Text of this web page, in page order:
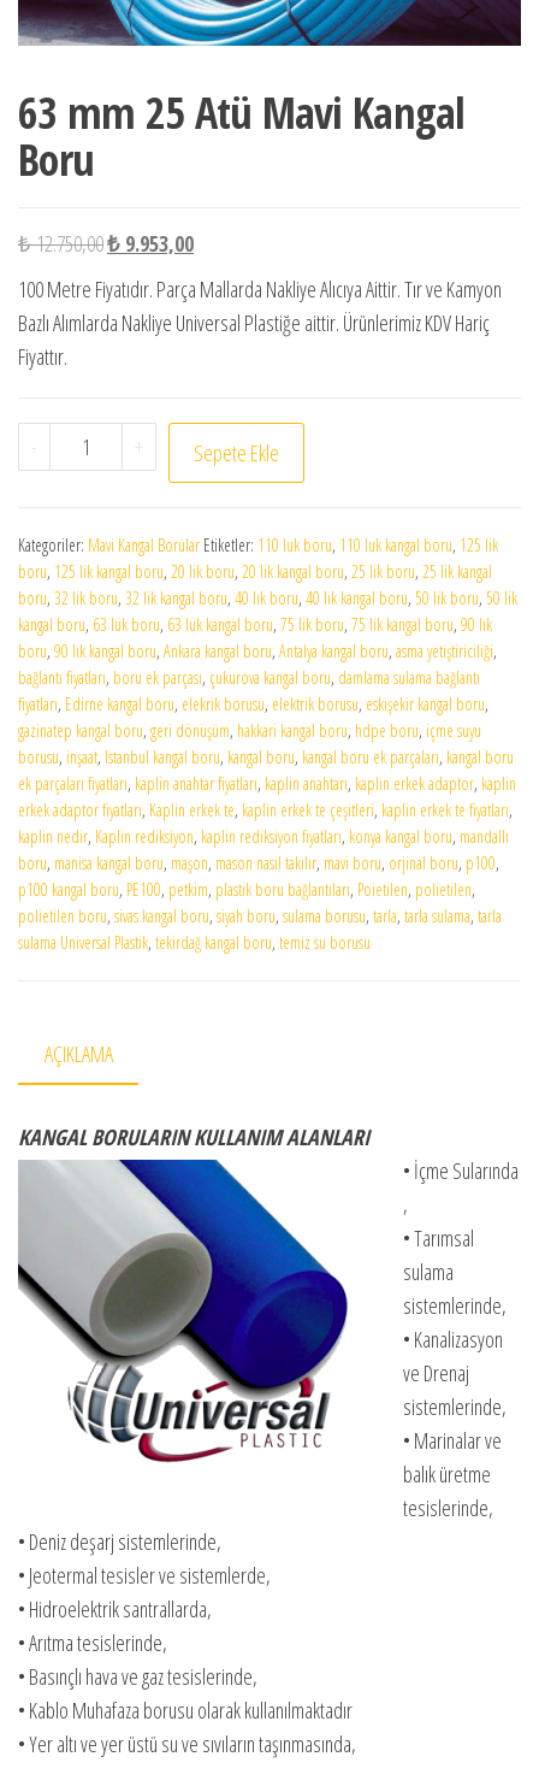
63 mm 25 Atü Mavi Kangal
Boru
₺12.750,00Orijinal fiyat: ₺ 12.750,00.
₺9.953,00Şu andaki fiyat: ₺ 9.953,00.
100 Metre Fiyatıdır. Parça Mallarda Nakliye Alıcıya Aittir. Tır ve Kamyon
Bazlı Alımlarda Nakliye Universal Plastiğe aittir. Ürünlerimiz KDV Hariç
Fiyattır.
- 63 mm 25 Atü Mavi Kangal Boru adet
+ Sepete Ekle
Kategoriler: Mavi Kangal Borular Etiketler: 110 luk boru, 110 luk kangal boru, 125 lik
boru, 125 lik kangal boru, 20 lik boru, 20 lik kangal boru, 25 lik boru, 25 lik kangal
boru, 32 lik boru, 32 lik kangal boru, 40 lık boru, 40 lık kangal boru, 50 lik boru, 50 lik
kangal boru, 63 lük boru, 63 lük kangal boru, 75 lik boru, 75 lik kangal boru, 90 lık
boru, 90 lık kangal boru, Ankara kangal boru, Antalya kangal boru, asma yetiştiriciliği,
bağlantı fiyatları, boru ek parçası, çukurova kangal boru, damlama sulama bağlantı
fiyatları, Edirne kangal boru, elekrik borusu, elektrik borusu, eskişekir kangal boru,
gazinatep kangal boru, geri dönüşüm, hakkari kangal boru, hdpe boru, içme suyu
borusu, inşaat, Istanbul kangal boru, kangal boru, kangal boru ek parçaları, kangal boru
ek parçaları fiyatları, kaplin anahtar fiyatları, kaplin anahtarı, kaplin erkek adaptor, kaplin
erkek adaptor fiyatları, Kaplin erkek te, kaplin erkek te çeşitleri, kaplin erkek te fiyatları,
kaplin nedir, Kaplin rediksiyon, kaplin rediksiyon fiyatları, konya kangal boru, mandallı
boru, manisa kangal boru, maşon, mason nasıl takılır, mavi boru, orjinal boru, p100,
p100 kangal boru, PE100, petkim, plastik boru bağlantıları, Poietilen, polietilen,
polietilen boru, sivas kangal boru, siyah boru, sulama borusu, tarla, tarla sulama, tarla
sulama Universal Plastik, tekirdağ kangal boru, temiz su borusu
AÇIKLAMA
KANGAL BORULARIN KULLANIM ALANLARI
• İçme Sularında
,
• Tarımsal
sulama
sistemlerinde,
• Kanalizasyon
ve Drenaj
sistemlerinde,
• Marinalar ve
balık üretme
tesislerinde,
• Deniz deşarj sistemlerinde,
• Jeotermal tesisler ve sistemlerde,
• Hidroelektrik santrallarda,
• Arıtma tesislerinde,
• Basınçlı hava ve gaz tesislerinde,
• Kablo Muhafaza borusu olarak kullanılmaktadır
• Yer altı ve yer üstü su ve sıvıların taşınmasında,